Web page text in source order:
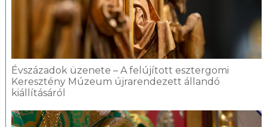
Évszázadok üzenete – A felújított esztergomi
Keresztény Múzeum újrarendezett állandó
kiállításáról